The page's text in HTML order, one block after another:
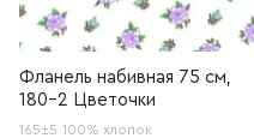
Фланель набивная 75 см,
180-2 Цветочки
165±5 100% хлопок